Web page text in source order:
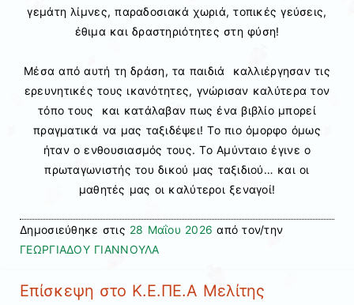
γεμάτη λίμνες, παραδοσιακά χωριά, τοπικές γεύσεις,
έθιμα και δραστηριότητες στη φύση!
Μέσα από αυτή τη δράση, τα παιδιά καλλιέργησαν τις
ερευνητικές τους ικανότητες, γνώρισαν καλύτερα τον
τόπο τους και κατάλαβαν πως ένα βιβλίο μπορεί
πραγματικά να μας ταξιδέψει! Το πιο όμορφο όμως
ήταν ο ενθουσιασμός τους. Το Αμύνταιο έγινε ο
πρωταγωνιστής του δικού μας ταξιδιού… και οι
μαθητές μας οι καλύτεροι ξεναγοί!
Δημοσιεύθηκε στις 28 Μαΐου 2026 από τον/την
ΓΕΩΡΓΙΑΔΟΥ ΓΙΑΝΝΟΥΛΑ
Επίσκεψη στο Κ.Ε.ΠΕ.Α Μελίτης